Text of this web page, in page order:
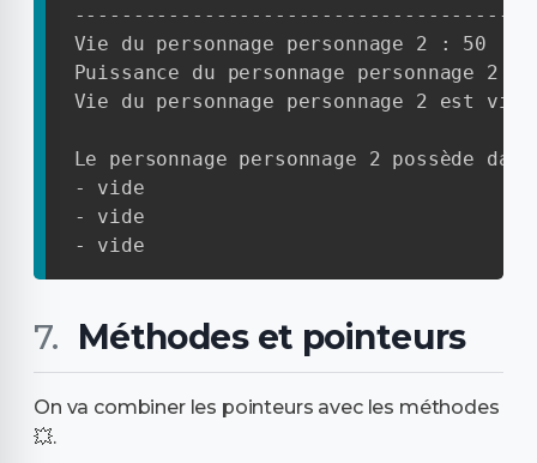
Vie du personnage personnage 2 : 50
Puissance du personnage personnage 2 :
Vie du personnage personnage 2 est
Le personnage personnage 2 possède
- vide
- vide
- vide
Méthodes et pointeurs
On va combiner les pointeurs avec les méthodes
💥.